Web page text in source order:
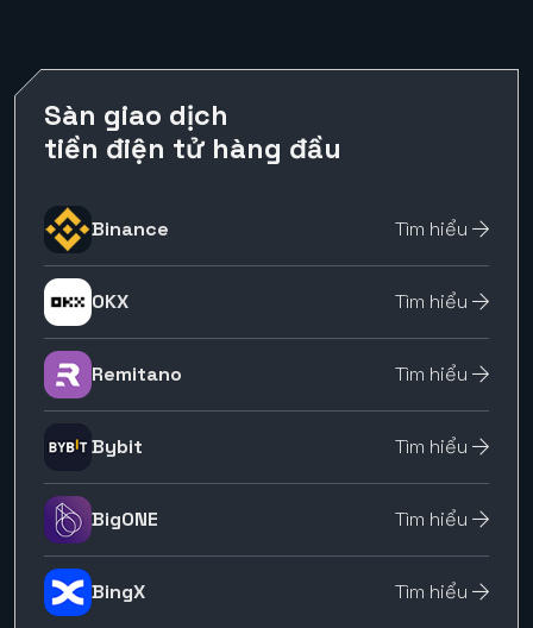
Sàn giao dịch
tiền điện tử hàng đầu
Binance Tìm hiểu
OKX Tìm hiểu
Remitano Tìm hiểu
Bybit Tìm hiểu
BigONE Tìm hiểu
BingX Tìm hiểu